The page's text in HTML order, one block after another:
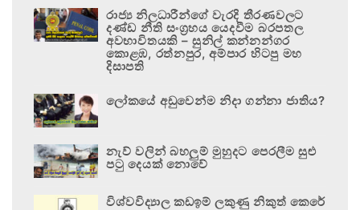
රාජ්‍ය නිලධාරීන්ගේ වැරදි තීරණවලට
දණ්ඩ නීති සංග්‍රහය යෙදවීම බරපතල
අවභාවිතයකි – සුනිල් කන්නන්ගර
කොළඹ, රත්නපුර, අම්පාර හිටපු මහ
දිසාපති
ලෝකයේ අඩුවෙන්ම නිදා ගන්නා ජාතිය?
නැව් වලින් බහලුම් මුහුදට පෙරලීම සුළු
පටු දෙයක් නොවේ
විශ්වවිද්‍යාල කඩඉම් ලකුණු නිකුත් කෙරේ